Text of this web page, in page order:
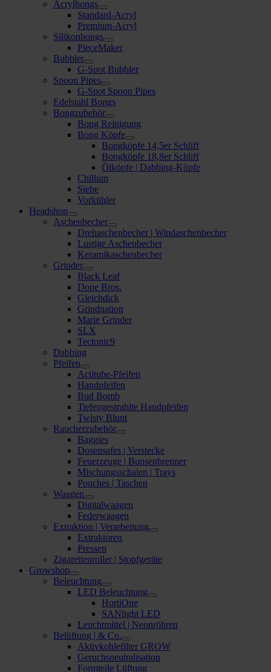
Acrylbongs
Standard-Acryl
Premium-Acryl
Silikonbongs
PieceMaker
Bubbler
G-Spot Bubbler
Spoon Pipes
G-Spot Spoon Pipes
Edelstahl Bongs
Bongzubehör
Bong Reinigung
Bong Köpfe
Bongköpfe 14,5er Schliff
Bongköpfe 18,8er Schliff
Ölköpfe | Dabbing-Köpfe
Chillum
Siebe
Vorkühler
Headshop
Aschenbecher
Drehaschenbecher | Windaschenbecher
Lustige Aschenbecher
Keramikaschenbecher
Grinder
Black Leaf
Dope Bros.
Gleichdick
Grindnation
Marie Grinder
SLX
Tectonic9
Dabbing
Pfeifen
Actitube-Pfeifen
Handpfeifen
Bud Bomb
Tiefengestrahlte Handpfeifen
Twisty Blunt
Raucherzubehör
Baggies
Dosensafes | Verstecke
Feuerzeuge | Bunsenbrenner
Mischungsschalen | Trays
Pouches | Taschen
Waagen
Digitalwaagen
Federwaagen
Extraktion | Verarbeitung
Extraktoren
Pressen
Zigarettenroller | Stopfgeräte
Growshop
Beleuchtung
LED Beleuchtung
HortiOne
SANlight LED
Leuchtmittel | Neonröhren
Belüftung | & Co.
Aktivkohlefilter GROW
Geruchsneutralisation
Formteile Lüftung